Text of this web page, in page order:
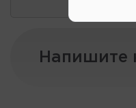
Напишите